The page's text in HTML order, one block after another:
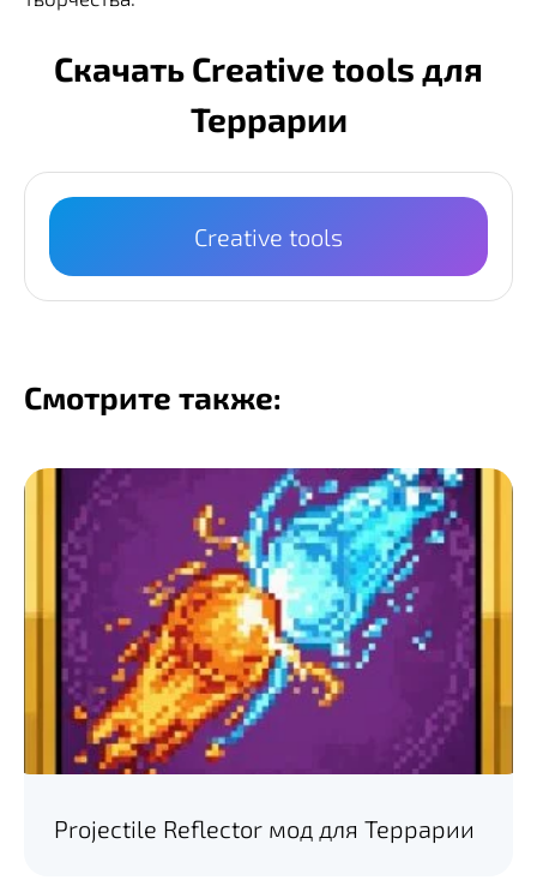
Скачать Creative tools для
Террарии
Creative tools
Смотрите также:
Projectile Reflector мод для Террарии